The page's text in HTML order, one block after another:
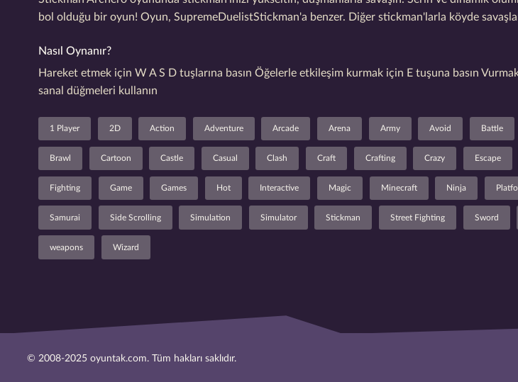
bol olduğu bir oyun! Oyun, SupremeDuelistStickman'a benzer. Diğer stickman'larla köyde
Nasıl Oynanır?
Hareket etmek için W A S D tuşlarına basın Öğelerle etkileşim kurmak için E tuşuna basın
sanal düğmeleri kullanın
1 Player 2D Action Adventure Arcade Arena Army Avoid Battle
Brawl Cartoon Castle Casual Clash Craft Crafting Crazy Escape
Fighting Game Games Hot Interactive Magic Minecraft Ninja
Samurai Side Scrolling Simulation Simulator Stickman Street Fighting Sword
weapons Wizard
© 2008-2025 oyuntak.com. Tüm hakları saklıdır.